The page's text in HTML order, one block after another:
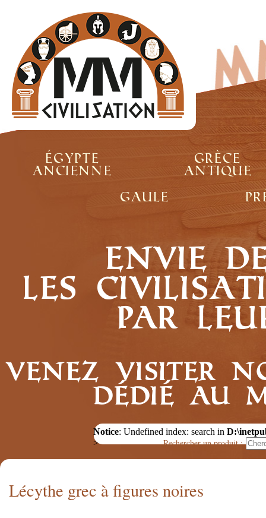
Égypte
ancienne
Grèce
antique
Gaule
Envie
les
par
Venez visiter
dédié au
Notice: Undefined index: search in
>
Rechercher un produit :
Lécythe grec à figures noires